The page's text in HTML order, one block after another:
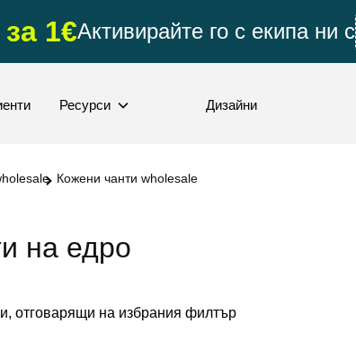
1€Активирайте го с екипа ни с
Ресурси Дизайни
Кожени чанти wholesale
на едро
отговарящи на избрания филтър